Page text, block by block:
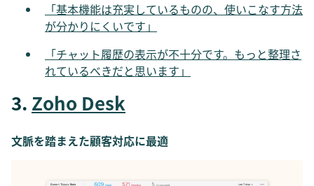
「基本機能は充実しているものの、使いこなす方法
が分かりにくいです」
「チャット履歴の表示が不十分です。もっと整理さ
れているべきだと思います」
3. Zoho Desk
文脈を踏まえた顧客対応に最適